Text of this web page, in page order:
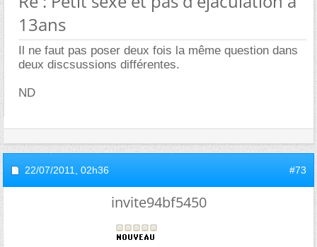
13ans
Il ne faut pas poser deux fois la même question dans
deux discsussions différentes.
ND
22/07/2011, 02h36 #73
invite94bf5450